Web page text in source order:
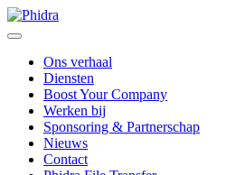
Ons verhaal
Diensten
Boost Your Company
Werken bij
Sponsoring & Partnerschap
Nieuws
Contact